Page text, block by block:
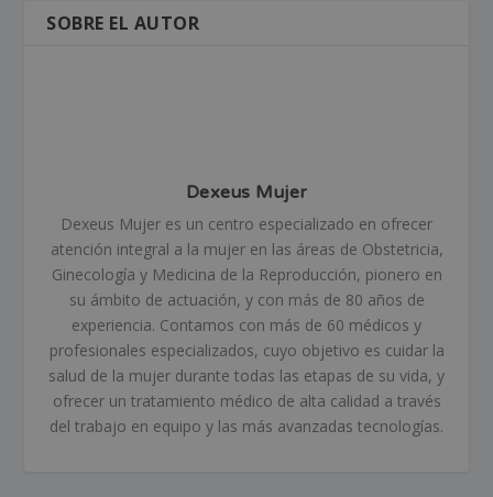
SOBRE EL AUTOR
Dexeus Mujer
Dexeus Mujer es un centro especializado en ofrecer
atención integral a la mujer en las áreas de Obstetricia,
Ginecología y Medicina de la Reproducción, pionero en
su ámbito de actuación, y con más de 80 años de
experiencia. Contamos con más de 60 médicos y
profesionales especializados, cuyo objetivo es cuidar la
salud de la mujer durante todas las etapas de su vida, y
ofrecer un tratamiento médico de alta calidad a través
del trabajo en equipo y las más avanzadas tecnologías.